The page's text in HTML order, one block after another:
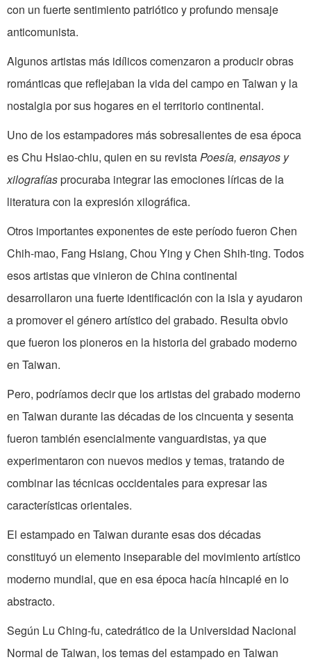
con un fuerte sentimiento patriótico y profundo mensaje
anticomunista.
Algunos artistas más idílicos comenzaron a producir obras
románticas que reflejaban la vida del campo en Taiwan y la
nostalgia por sus hogares en el territorio continental.
Uno de los estampadores más sobresalientes de esa época
es Chu Hsiao-chiu, quien en su revistaPoesía, ensayos y
xilografíasprocuraba integrar las emociones líricas de la
literatura con la expresión xilográfica.
Otros importantes exponentes de este período fueron Chen
Chih-mao, Fang Hsiang, Chou Ying y Chen Shih-ting. Todos
esos artistas que vinieron de China continental
desarrollaron una fuerte identificación con la isla y ayudaron
a promover el género artístico del grabado. Resulta obvio
que fueron los pioneros en la historia del grabado moderno
en Taiwan.
Pero, podríamos decir que los artistas del grabado moderno
en Taiwan durante las décadas de los cincuenta y sesenta
fueron también esencialmente vanguardistas, ya que
experimentaron con nuevos medios y temas, tratando de
combinar las técnicas occidentales para expresar las
características orientales.
El estampado en Taiwan durante esas dos décadas
constituyó un elemento inseparable del movimiento artístico
moderno mundial, que en esa época hacía hincapié en lo
abstracto.
Según Lu Ching-fu, catedrático de la Universidad Nacional
Normal de Taiwan, los temas del estampado en Taiwan